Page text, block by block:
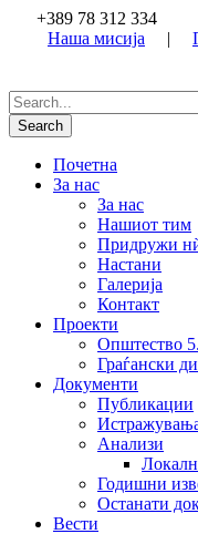
+389 78 312 334
Наша мисија
|
Почетна
За нас
За нас
Нашиот тим
Придружи
Настани
Галерија
Контакт
Проекти
Општество
Граѓански
Документи
Публикации
Анализи
Годишни
Останати
Вести